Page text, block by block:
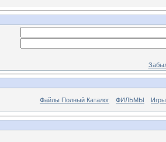
Файлы Полный Каталог ФИЛЬМЫ